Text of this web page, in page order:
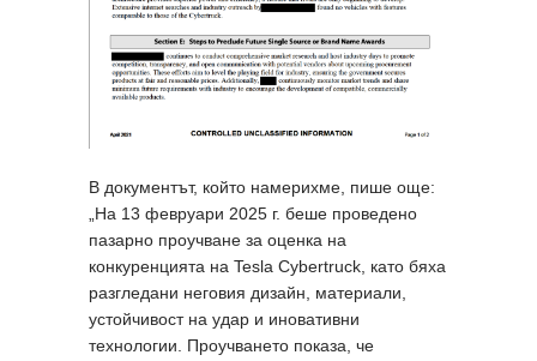
В документът, който намерихме, пише още:
„На 13 февруари 2025 г. беше проведено
пазарно проучване за оценка на
конкуренцията на Tesla Cybertruck, като бяха
разгледани неговия дизайн, материали,
устойчивост на удар и иновативни
технологии. Проучването показа, че